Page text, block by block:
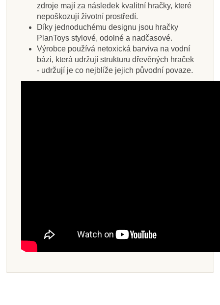
zdroje mají za následek kvalitní hračky, které
nepoškozují životní prostředí.
Díky jednoduchému designu jsou hračky
PlanToys stylové, odolné a nadčasové.
Výrobce používá netoxická barviva na vodní
bázi, která udržují strukturu dřevěných hraček
- udržují je co nejblíže jejich původní povaze.